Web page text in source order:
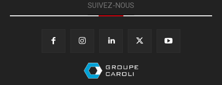
SUIVEZ-NOUS